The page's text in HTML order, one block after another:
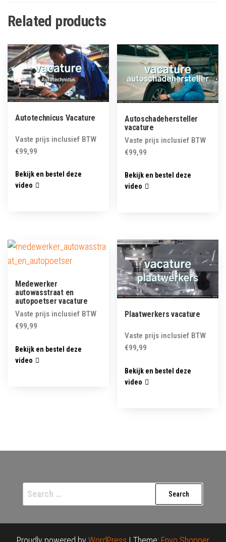
Related products
Autotechnicus Vacature
Vaste prijs inclusief BTW
€99,99
Bekijk en bestel deze
video
Autoschadehersteller
vacature
Vaste prijs inclusief BTW
€99,99
Bekijk en bestel deze
video
Medewerker
autowasstraat en
autopoetser vacature
Vaste prijs inclusief BTW
€99,99
Bekijk en bestel deze
video
Plaatwerkers vacature
Vaste prijs inclusief BTW
€99,99
Bekijk en bestel deze
video
Search
for: